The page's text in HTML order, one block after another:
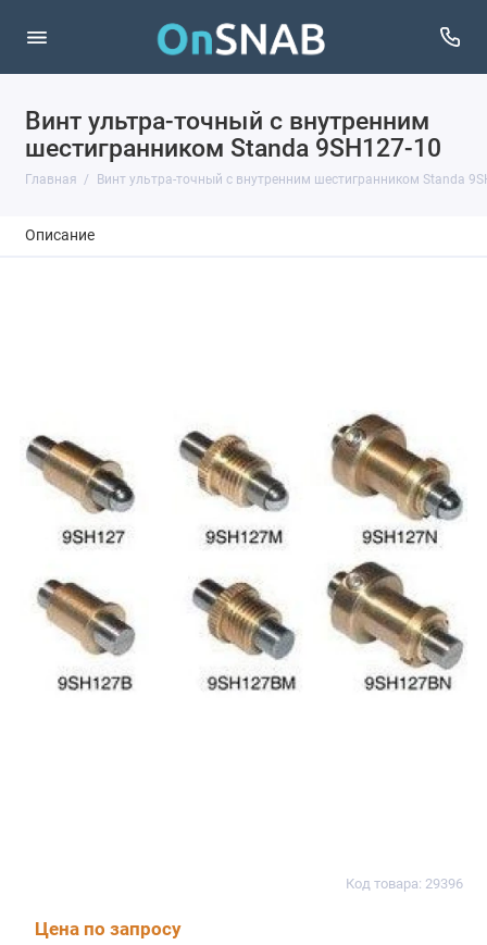
Винт ультра-точный с внутренним
шестигранником Standa 9SH127-10
Главная Винт ультра-точный с внутренним шестигранником Standa
Описание
Код товара: 29396
Цена по запросу